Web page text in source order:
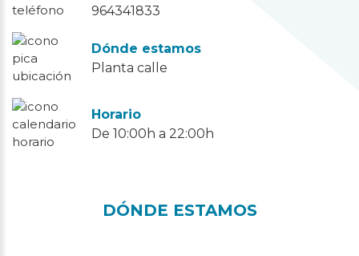
964341833
Dónde estamos
Planta calle
Horario
De 10:00h a 22:00h
DÓNDE ESTAMOS